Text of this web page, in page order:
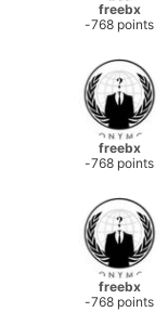
freebx
-768 points
freebx
-768 points
freebx
-768 points